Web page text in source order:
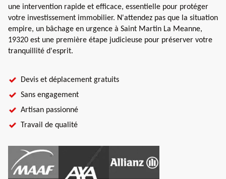
une intervention rapide et efficace, essentielle pour protéger
votre investissement immobilier. N'attendez pas que la situation
empire, un bâchage en urgence à Saint Martin La Meanne,
19320 est une première étape judicieuse pour préserver votre
tranquillité d'esprit.
Devis et déplacement gratuits
Sans engagement
Artisan passionné
Travail de qualité